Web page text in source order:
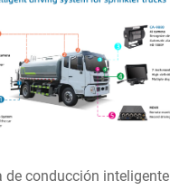
de conducción inteligente